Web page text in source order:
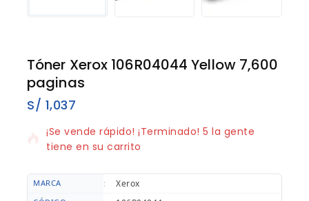
Tóner Xerox 106R04044 Yellow 7,600
paginas
S/ 1,037
5 productos vendidos en los últimos 20 horas
¡Se vende rápido! ¡Terminado! 5 la gente
tiene en su carrito
MARCA : Xerox